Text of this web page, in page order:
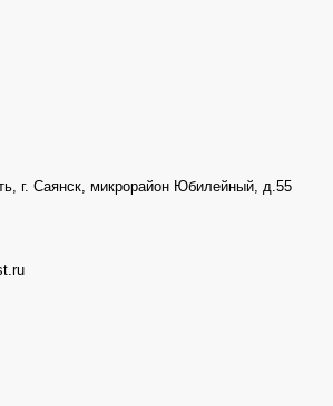
г. Саянск, микрорайон Юбилейный, д.55